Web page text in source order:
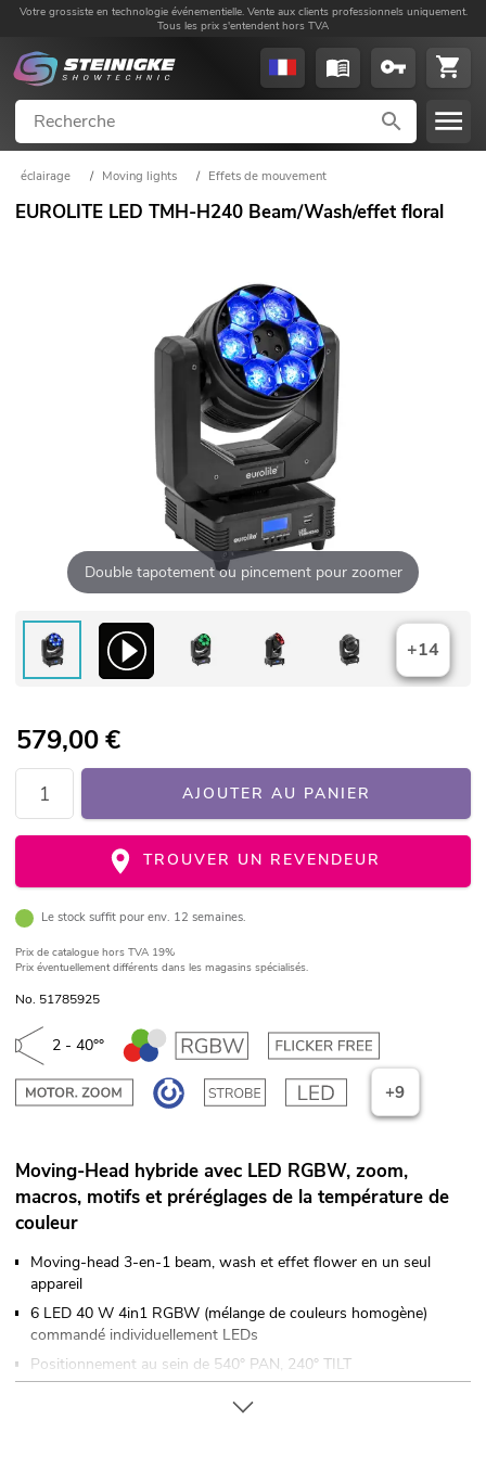
Votre grossiste en technologie événementielle. Vente aux clients professionnels uniquement.
Tous les prix s'entendent hors TVA
éclairage / Moving lights / Effets de mouvement
EUROLITE LED TMH-H240 Beam/Wash/effet floral
Double tapotement ou pincement pour zoomer
+14
579,00€
AJOUTER AU PANIER
TROUVER UN REVENDEUR
Le stock suffit pour env. 12 semaines.
Prix de catalogue hors TVA 19%
Prix éventuellement différents dans les magasins spécialisés.
No. 51785925
2 - 40°°
+9
Moving-Head hybride avec LED RGBW, zoom,
macros, motifs et préréglages de la température de
couleur
Moving-head 3-en-1 beam, wash et effet flower en un seul
appareil
6 LED 40 W 4in1 RGBW (mélange de couleurs homogène)
commandé individuellement LEDs
Positionnement au sein de 540° PAN, 240° TILT